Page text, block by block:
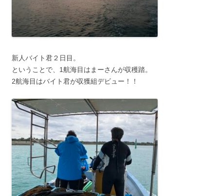
新人バイト君２日目。
ということで、1航海目はまーさんが収穫踏。
2航海目はバイト君が収獲組デビュー！！